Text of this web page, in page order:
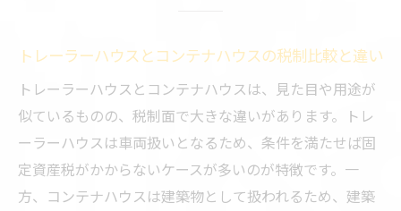
トレーラーハウスとコンテナハウスの税制比較と違い
トレーラーハウスとコンテナハウスは、見た目や用途が
似ているものの、税制面で大きな違いがあります。トレ
ーラーハウスは車両扱いとなるため、条件を満たせば固
定資産税がかからないケースが多いのが特徴です。一
方、コンテナハウスは建築物として扱われるため、建築